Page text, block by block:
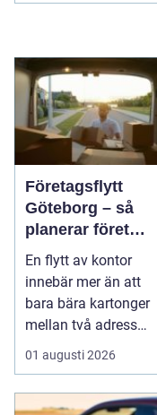
Företagsflytt
Göteborg – så
planerar företag
en smidig och
trygg flytt
En flytt av kontor
innebär mer än att
bara bära kartonger
mellan två adresser.
01 augusti 2026